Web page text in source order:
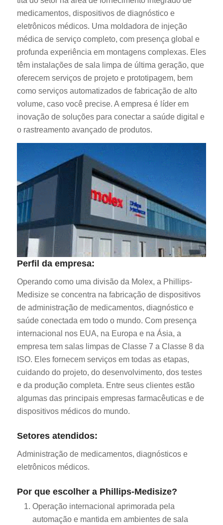
medicamentos, dispositivos de diagnóstico e
eletrônicos médicos. Uma moldadora de injeção
médica de serviço completo, com presença global e
profunda experiência em montagens complexas. Eles
têm instalações de sala limpa de última geração, que
oferecem serviços de projeto e prototipagem, bem
como serviços automatizados de fabricação de alto
volume, caso você precise. A empresa é líder em
inovação de soluções para conectar a saúde digital e
o rastreamento avançado de produtos.
Perfil da empresa:
Operando como uma divisão da Molex, a Phillips-
Medisize se concentra na fabricação de dispositivos
de administração de medicamentos, diagnóstico e
saúde conectada em todo o mundo. Com presença
internacional nos EUA, na Europa e na Ásia, a
empresa tem salas limpas de Classe 7 a Classe 8 da
ISO. Eles fornecem serviços em todas as etapas,
cuidando do projeto, do desenvolvimento, dos testes
e da produção completa. Entre seus clientes estão
algumas das principais empresas farmacêuticas e de
dispositivos médicos do mundo.
Setores atendidos:
Administração de medicamentos, diagnósticos e
eletrônicos médicos.
Por que escolher a Phillips-Medisize?
Operação internacional aprimorada pela
automação e mantida em ambientes de sala